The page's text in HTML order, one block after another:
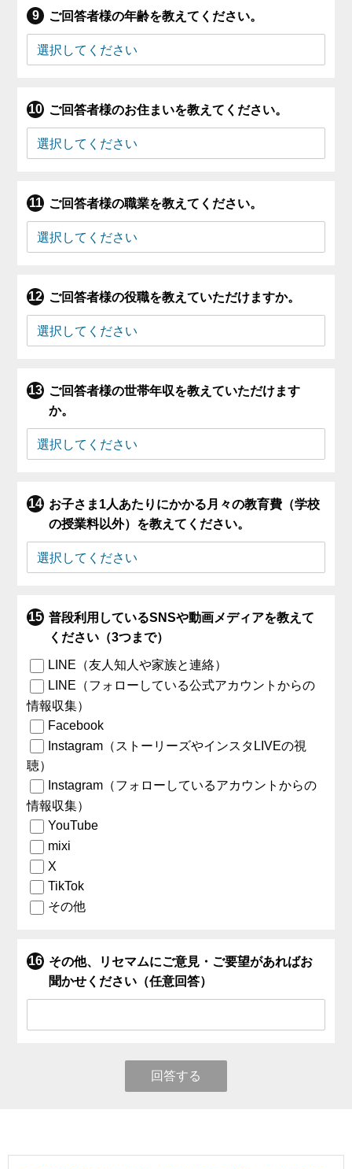
ご回答者様の年齢を教えてください。
ご回答者様のお住まいを教えてください。
ご回答者様の職業を教えてください。
ご回答者様の役職を教えていただけますか。
ご回答者様の世帯年収を教えていただけます
か。
お子さま1人あたりにかかる月々の教育費（学校
の授業料以外）を教えてください。
普段利用しているSNSや動画メディアを教えて
ください（3つまで）
LINE（友人知人や家族と連絡）
LINE（フォローしている公式アカウントからの
情報収集）
Facebook
Instagram（ストーリーズやインスタLIVEの視
聴）
Instagram（フォローしているアカウントからの
情報収集）
YouTube
mixi
X
TikTok
その他
その他、リセマムにご意見・ご要望があればお
聞かせください（任意回答）
回答する